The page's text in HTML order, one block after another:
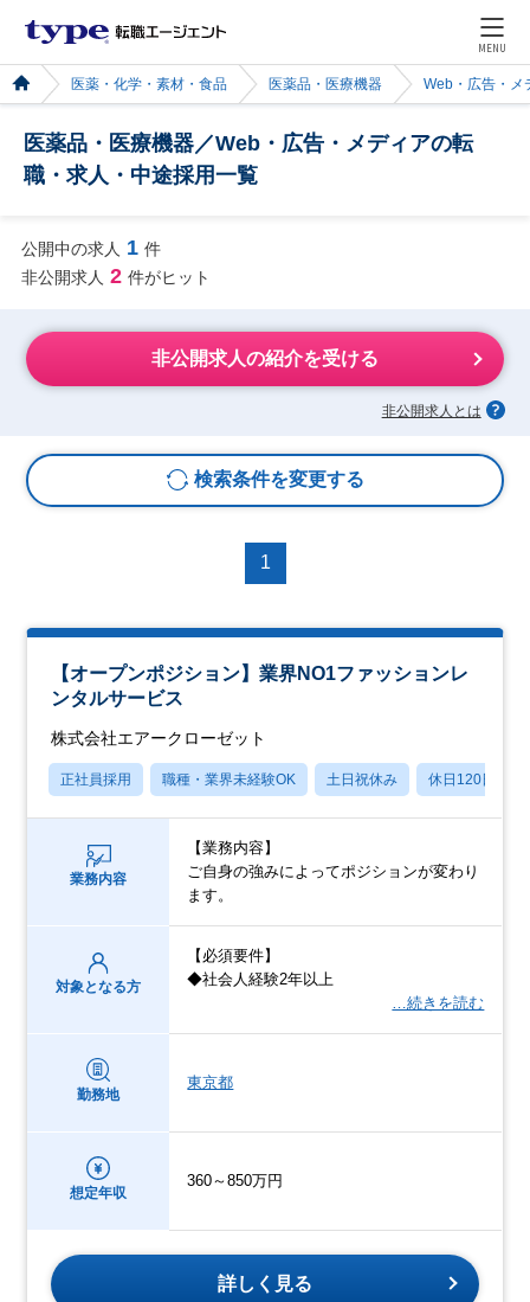
MENU
医薬・化学・素材・食品 医薬品・医療機器 Web・広告・メ
医薬品・医療機器／Web・広告・メディアの転
職・求人・中途採用一覧
公開中の求人 1 件
非公開求人 2 件がヒット
非公開求人の紹介を受ける
非公開求人とは
検索条件を変更する
1
【オープンポジション】業界NO1ファッションレ
ンタルサービス
株式会社エアークローゼット
正社員採用 職種・業界未経験OK 土日祝休み 休日120日以上
業務内容
【業務内容】
ご自身の強みによってポジションが変わり
ます。
対象となる方
【必須要件】
◆社会人経験2年以上
…続きを読む
勤務地
東京都
想定年収
360～850万円
詳しく見る